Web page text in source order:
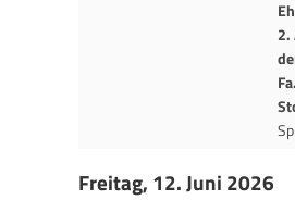
Freitag, 12. Juni 2026